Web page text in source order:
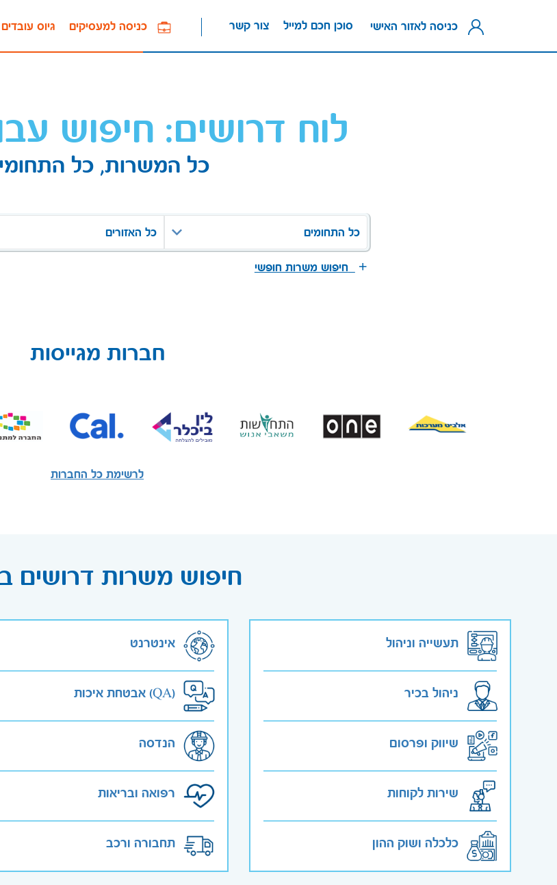
גיוס עובדים כניסה למעסיקים צור קשר סוכן חכם למייל כניסה לאזור האישי
לוח דרושים: חיפוש
כל המשרות, כל
כל התחומים כל האזורים
חיפוש משרות חופשי
חברות מגייסות
לרשימת כל החברות
חיפוש משרות דרושים
תעשייה וניהול
ניהול בכיר
שיווק ופרסום
שירות לקוחות
כלכלה ושוק ההון
אינטרנט
אבטחת איכות (QA)
הנדסה
רפואה ובריאות
תחבורה ורכב